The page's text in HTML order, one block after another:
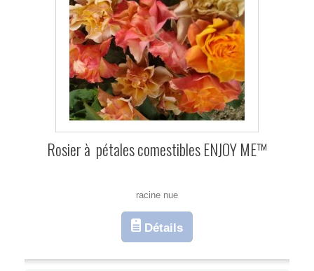
Rosier à pétales comestibles ENJOY ME™
racine nue
Détails